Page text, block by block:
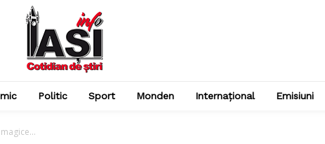
Politic Sport Monden Internațional Emisiuni